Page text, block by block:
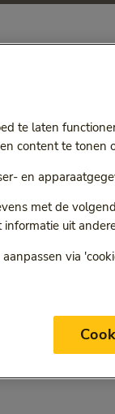
te laten
content te tonen
en
met de
uit
via